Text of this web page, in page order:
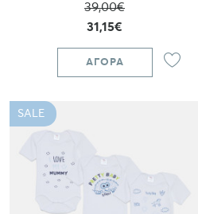
39,00€
31,15€
ΑΓΟΡΆ
SALE